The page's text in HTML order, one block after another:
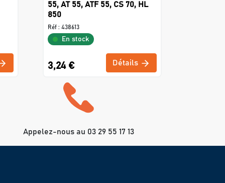
55, AT 55, ATF 55, CS 70, HL
850
Réf : 438613
En stock
3,24 € Détails
Appelez-nous au 03 29 55 17 13